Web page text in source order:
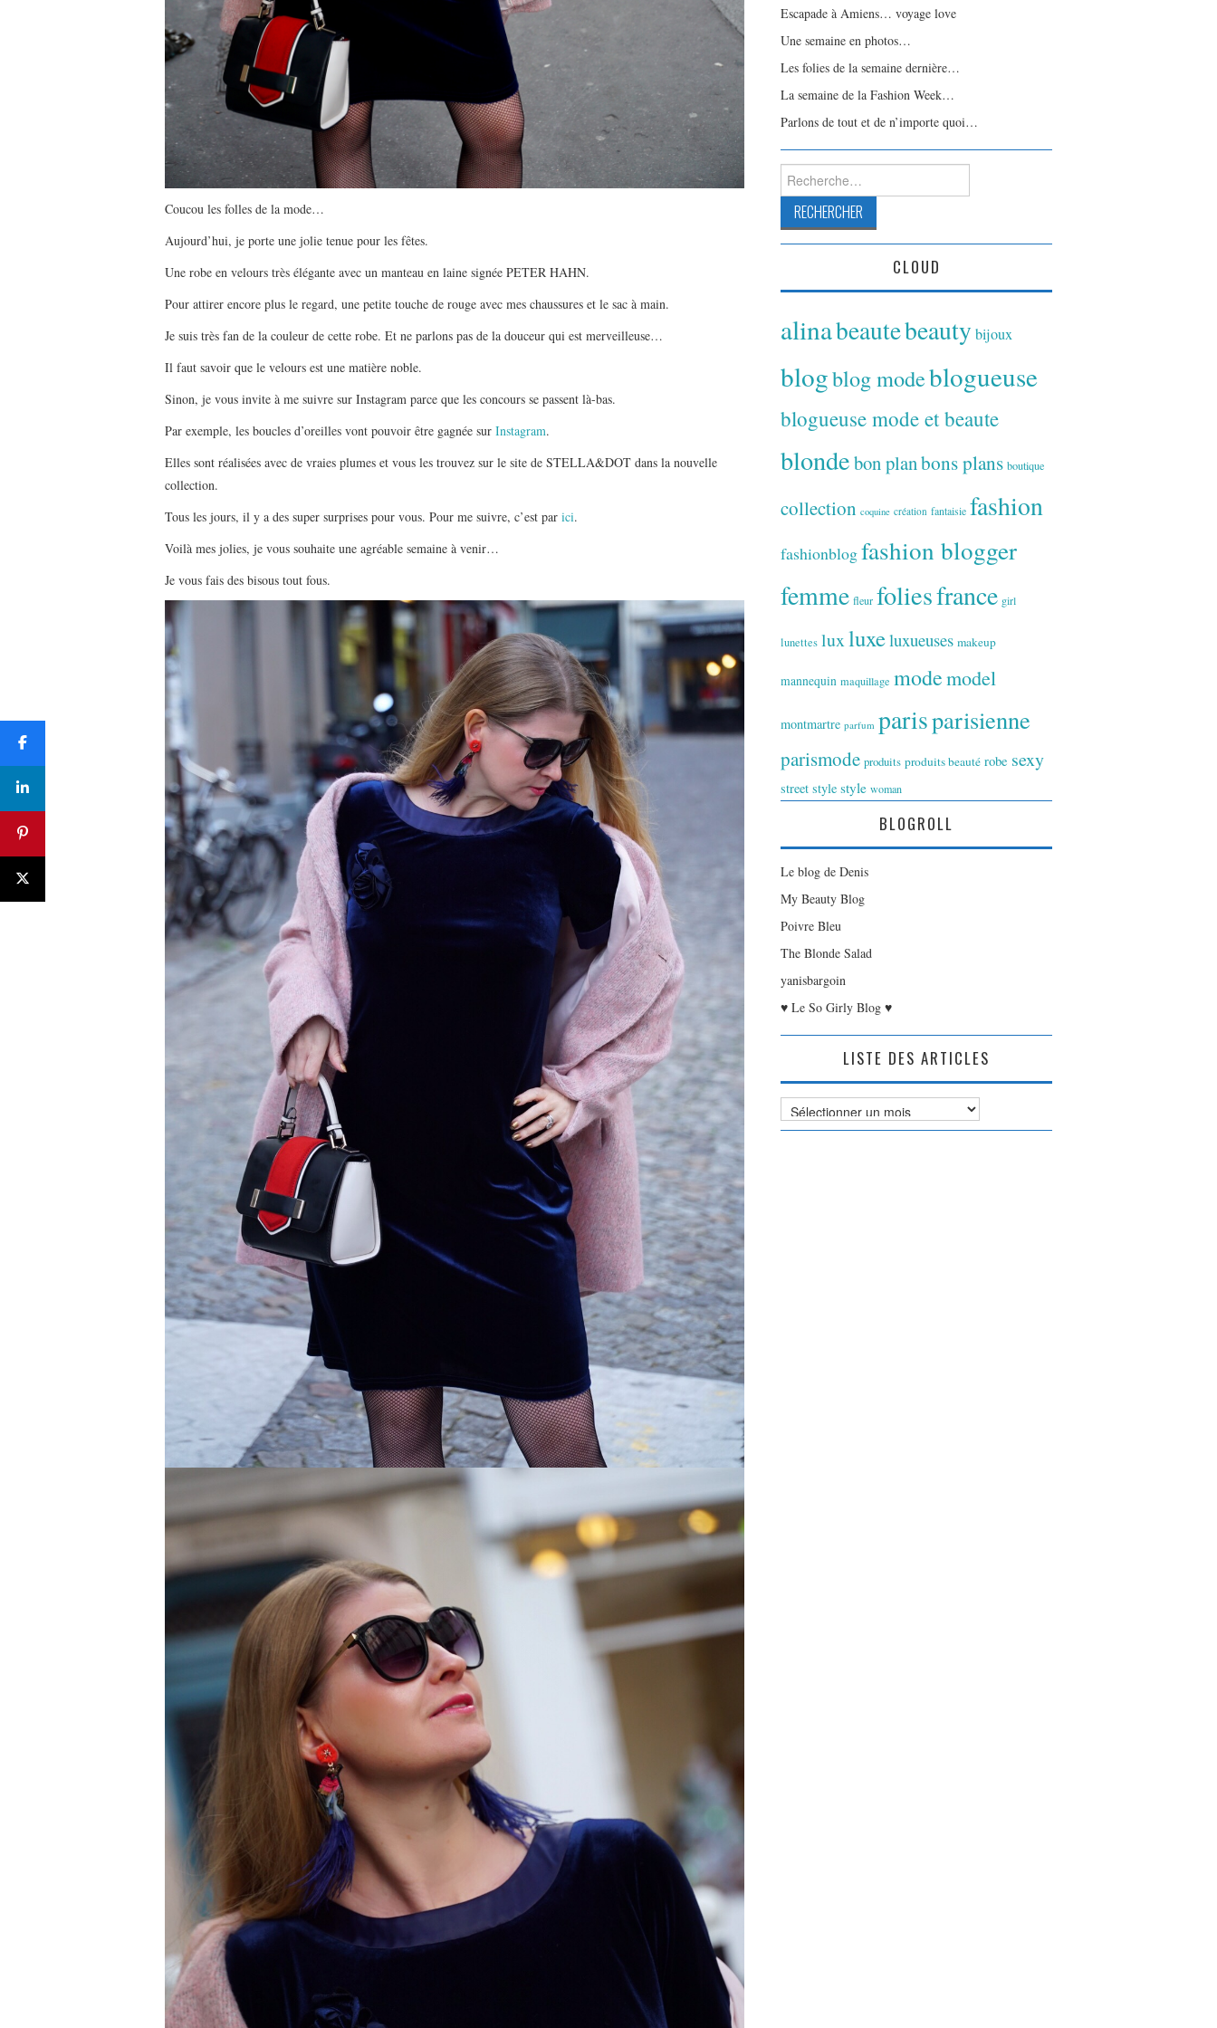
Coucou les folles de la mode…
Aujourd’hui, je porte une jolie tenue pour les fêtes.
Une robe en velours très élégante avec un manteau en laine signée PETER HAHN.
Pour attirer encore plus le regard, une petite touche de rouge avec mes chaussures et le sac à main.
Je suis très fan de la couleur de cette robe. Et ne parlons pas de la douceur qui est merveilleuse…
Il faut savoir que le velours est une matière noble.
Sinon, je vous invite à me suivre sur Instagram parce que les concours se passent là-bas.
Par exemple, les boucles d’oreilles vont pouvoir être gagnée sur Instagram.
Elles sont réalisées avec de vraies plumes et vous les trouvez sur le site de STELLA&DOT dans la nouvelle
collection.
Tous les jours, il y a des super surprises pour vous. Pour me suivre, c’est par ici.
Voilà mes jolies, je vous souhaite une agréable semaine à venir…
Je vous fais des bisous tout fous.
Escapade à Amiens… voyage love
Une semaine en photos…
Les folies de la semaine dernière…
La semaine de la Fashion Week…
Parlons de tout et de n’importe quoi…
Rechercher :
CLOUD
alinabeautebeauty bijoux
blogblog modeblogueuse
blogueuse mode et beaute
blondebon planbons plans boutique
collection coquine création fantaisie fashion
fashionblogfashion blogger
femme fleur foliesfrance girl
lunettes luxluxeluxueuses makeup
mannequin maquillage modemodel
montmartre parfum parisparisienne
parismode produits produits beauté robe sexy
street style style woman
BLOGROLL
Le blog de Denis
My Beauty Blog
Poivre Bleu
The Blonde Salad
yanisbargoin
♥ Le So Girly Blog ♥
LISTE DES ARTICLES
Liste
des